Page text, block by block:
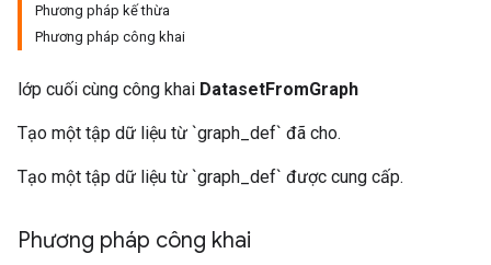
Phương pháp kế thừa
Phương pháp công khai
lớp cuối cùng công khai DatasetFromGraph
Tạo một tập dữ liệu từ `graph_def` đã cho.
Tạo một tập dữ liệu từ `graph_def` được cung cấp.
Phương pháp công khai